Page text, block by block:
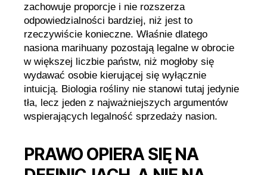
zachowuje proporcje i nie rozszerza
odpowiedzialności bardziej, niż jest to
rzeczywiście konieczne. Właśnie dlatego
nasiona marihuany pozostają legalne w obrocie
w większej liczbie państw, niż mogłoby się
wydawać osobie kierującej się wyłącznie
intuicją. Biologia rośliny nie stanowi tutaj jedynie
tła, lecz jeden z najważniejszych argumentów
wspierających legalność sprzedaży nasion.
PRAWO OPIERA SIĘ NA